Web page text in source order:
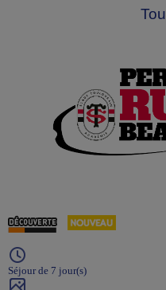
Séjour de 7 jour(s)